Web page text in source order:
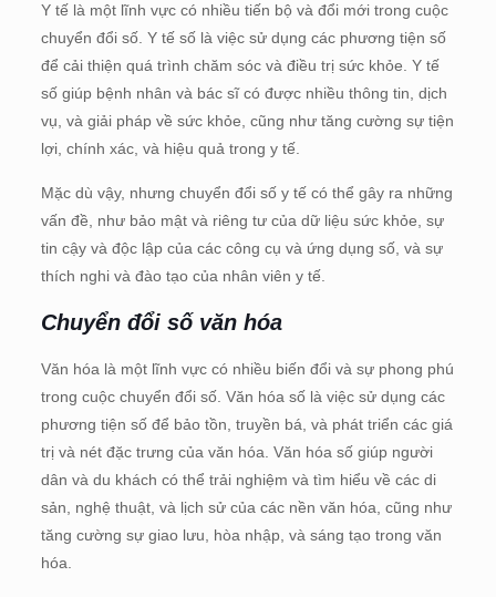
Y tế là một lĩnh vực có nhiều tiến bộ và đổi mới trong cuộc
chuyển đổi số. Y tế số là việc sử dụng các phương tiện số
để cải thiện quá trình chăm sóc và điều trị sức khỏe. Y tế
số giúp bệnh nhân và bác sĩ có được nhiều thông tin, dịch
vụ, và giải pháp về sức khỏe, cũng như tăng cường sự tiện
lợi, chính xác, và hiệu quả trong y tế.
Mặc dù vậy, nhưng chuyển đổi số y tế có thể gây ra những
vấn đề, như bảo mật và riêng tư của dữ liệu sức khỏe, sự
tin cậy và độc lập của các công cụ và ứng dụng số, và sự
thích nghi và đào tạo của nhân viên y tế.
Chuyển đổi số văn hóa
Văn hóa là một lĩnh vực có nhiều biến đổi và sự phong phú
trong cuộc chuyển đổi số. Văn hóa số là việc sử dụng các
phương tiện số để bảo tồn, truyền bá, và phát triển các giá
trị và nét đặc trưng của văn hóa. Văn hóa số giúp người
dân và du khách có thể trải nghiệm và tìm hiểu về các di
sản, nghệ thuật, và lịch sử của các nền văn hóa, cũng như
tăng cường sự giao lưu, hòa nhập, và sáng tạo trong văn
hóa.